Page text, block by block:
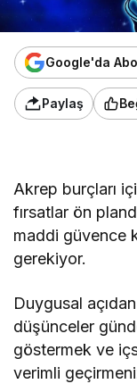
Google'da
Paylaş
Akrep burçları
fırsatlar ön
maddi güvence
gerekiyor.
Duygusal
düşünceler
göstermek ve
verimli